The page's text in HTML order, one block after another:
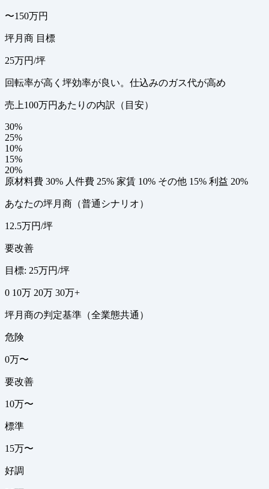
〜150万円
坪月商 目標
25万円/坪
回転率が高く坪効率が良い。仕込みのガス代が高め
売上100万円あたりの内訳（目安）
30%
25%
10%
15%
20%
原材料費 30% 人件費 25% 家賃 10% その他 15% 利益 20%
あなたの坪月商（普通シナリオ）
12.5万円/坪
要改善
目標: 25万円/坪
0 10万 20万 30万+
坪月商の判定基準（全業態共通）
危険
0万〜
要改善
10万〜
標準
15万〜
好調